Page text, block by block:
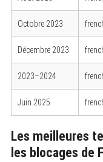
Octobre 2023
Décembre 2023
2023–2024
Juin 2025
Les meilleures
les blocages de